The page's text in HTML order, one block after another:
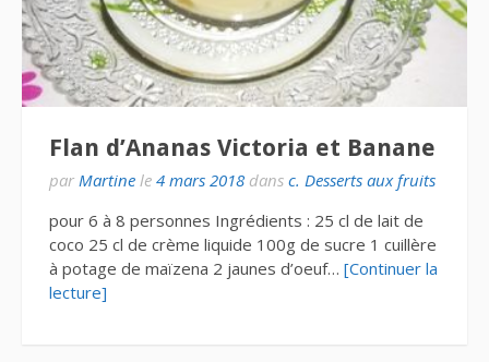
Flan d’Ananas Victoria et Banane
par Martine le 4 mars 2018 dans c. Desserts aux fruits
pour 6 à 8 personnes Ingrédients : 25 cl de lait de
coco 25 cl de crème liquide 100g de sucre 1 cuillère
à potage de maïzena 2 jaunes d’oeuf… [Continuer la
lecture]